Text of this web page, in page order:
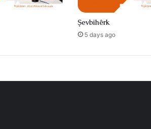
Şevbihêrk
5 days ago